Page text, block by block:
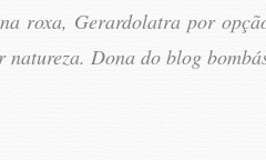
roxa, Gerardolatra por
natureza. Dona do blog